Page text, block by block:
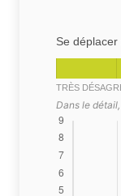
Se déplacer
TRÈS
Dans le détail,